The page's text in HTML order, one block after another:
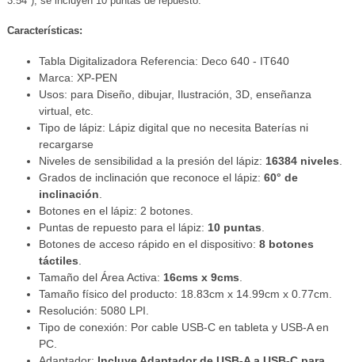
Características:
Tabla Digitalizadora Referencia: Deco 640 - IT640
Marca: XP-PEN
Usos: para Diseño, dibujar, Ilustración, 3D, enseñanza
virtual, etc.
Tipo de lápiz: Lápiz digital que no necesita Baterías ni
recargarse
Niveles de sensibilidad a la presión del lápiz: 16384 niveles
Grados de inclinación que reconoce el lápiz:60° de
inclinación
Botones en el lápiz: 2 botones.
Puntas de repuesto para el lápiz: 10 puntas
Botones de acceso rápido en el dispositivo:8 botones
táctiles
Tamaño del Área Activa: 16cms x 9cms
Tamaño físico del producto: 18.83cm x 14.99cm x 0.77cm.
Resolución: 5080 LPI.
Tipo de conexión: Por cable USB-C en tableta y USB-A en
PC.